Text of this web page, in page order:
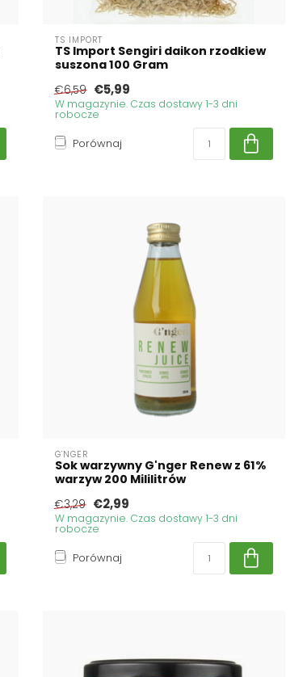
TS IMPORT
TS Import Sengiri daikon rzodkiew
suszona 100 Gram
€6,59 €5,99
W magazynie. Czas dostawy 1-3 dni
robocze
Porównaj
G'NGER
Sok warzywny G'nger Renew z 61%
warzyw 200 Mililitrów
€3,29 €2,99
W magazynie. Czas dostawy 1-3 dni
robocze
Porównaj